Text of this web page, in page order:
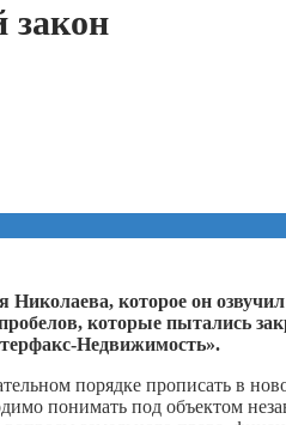
закон
которое он
которые пытались
Недвижимость».
порядке прописать в
понимать под объектом